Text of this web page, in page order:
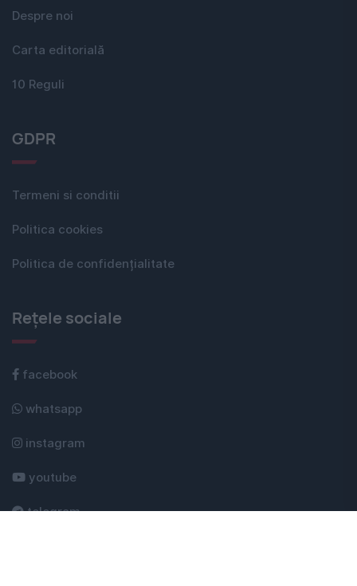
Despre noi
Carta editorială
10 Reguli
GDPR
Termeni si conditii
Politica cookies
Politica de confidențialitate
Rețele sociale
facebook
whatsapp
instagram
youtube
telegram